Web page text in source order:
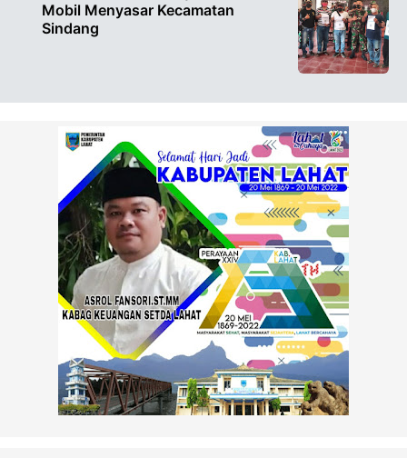
Mobil Menyasar Kecamatan
Sindang